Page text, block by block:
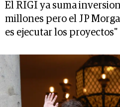
El RIGI ya suma
millones pero el JP
es ejecutar los proyectos"